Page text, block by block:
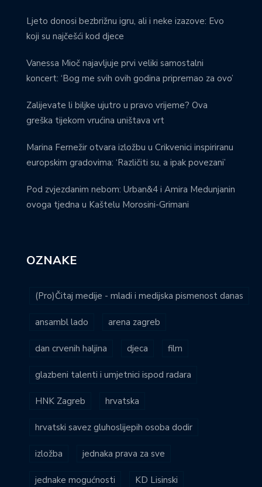
Ljeto donosi bezbrižnu igru, ali i neke izazove: Evo
koji su najčešći kod djece
Vanessa Mioč najavljuje prvi veliki samostalni
koncert: ‘Bog me svih ovih godina pripremao za ovo’
Zalijevate li biljke ujutro u pravo vrijeme? Ova
greška tijekom vrućina uništava vrt
Marina Fernežir otvara izložbu u Crikvenici inspiriranu
europskim gradovima: ‘Različiti su, a ipak povezani’
Pod zvjezdanim nebom: Urban&4 i Amira Medunjanin
ovoga tjedna u Kaštelu Morosini-Grimani
OZNAKE
(Pro)Čitaj medije - mladi i medijska pismenost danas
ansambl lado arena zagreb
dan crvenih haljina djeca film
glazbeni talenti i umjetnici ispod radara
HNK Zagreb hrvatska
hrvatski savez gluhoslijepih osoba dodir
izložba jednaka prava za sve
jednake mogućnosti KD Lisinski